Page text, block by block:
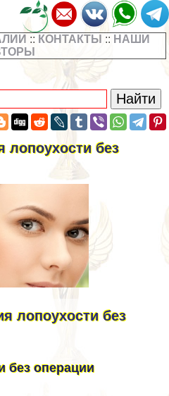
:: КОНТАКТЫ :: НАШИ
лопоухости без
лопоухости без
без операции